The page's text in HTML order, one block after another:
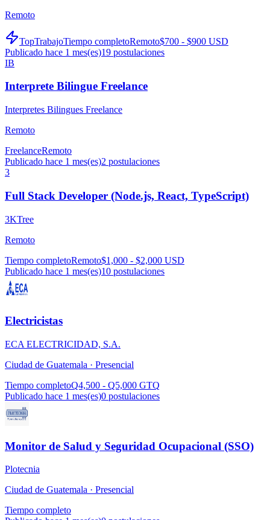
Remoto
TopTrabajoTiempo completoRemoto$700 - $900 USD
Publicado hace 1 mes(es)19 postulaciones
IB
Interprete Bilingue Freelance
Interpretes Bilingues Freelance
Remoto
FreelanceRemoto
Publicado hace 1 mes(es)2 postulaciones
3
Full Stack Developer (Node.js, React, TypeScript)
3KTree
Remoto
Tiempo completoRemoto$1,000 - $2,000 USD
Publicado hace 1 mes(es)10 postulaciones
Electricistas
ECA ELECTRICIDAD, S.A.
Ciudad de Guatemala · Presencial
Tiempo completoQ4,500 - Q5,000 GTQ
Publicado hace 1 mes(es)0 postulaciones
Monitor de Salud y Seguridad Ocupacional (SSO)
Plotecnia
Ciudad de Guatemala · Presencial
Tiempo completo